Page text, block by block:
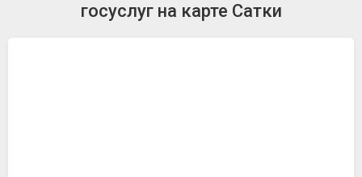
госуслуг на карте Сатки